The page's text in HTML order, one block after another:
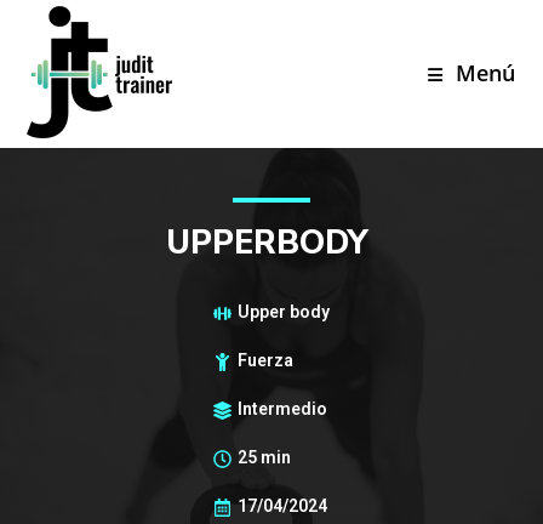
Menú
UPPERBODY
Upper body
Fuerza
Intermedio
25 min
17/04/2024